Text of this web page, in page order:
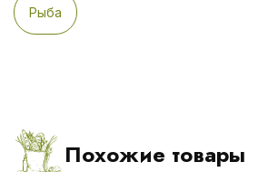
Рыба
Похожие товары